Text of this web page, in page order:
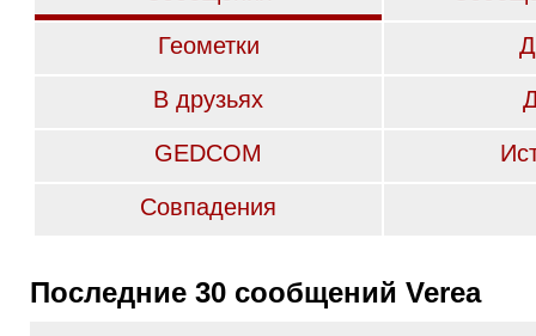
Геометки
В друзьях
GEDCOM
Совпадения
Последние 30 сообщений Verea